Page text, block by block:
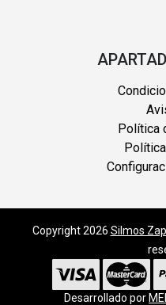
Política
Copyright 2026 Silmos
Desarrollado por